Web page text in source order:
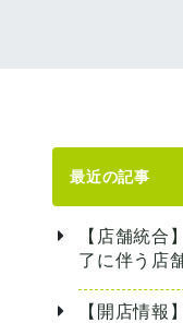
最近の記事
【店舗統
了に伴う店
【開店情